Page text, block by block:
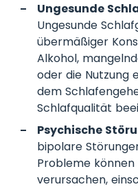
Ungesunde
Ungesunde
übermäßiger
Alkohol,
oder die Nutzung
dem
Schlafqualität
Psychische
bipolare
Probleme
verursachen,